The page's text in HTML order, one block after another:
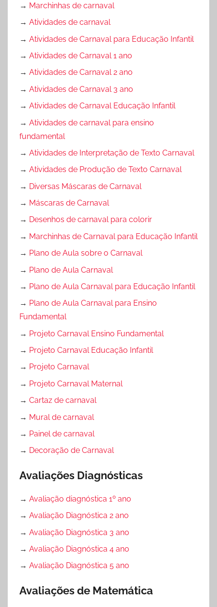
→ Marchinhas de carnaval
→ Atividades de carnaval
→ Atividades de Carnaval para Educação Infantil
→ Atividades de Carnaval 1 ano
→ Atividades de Carnaval 2 ano
→ Atividades de Carnaval 3 ano
→ Atividades de Carnaval Educação Infantil
→ Atividades de carnaval para ensino
fundamental
→ Atividades de Interpretação de Texto Carnaval
→ Atividades de Produção de Texto Carnaval
→ Diversas Máscaras de Carnaval
→ Máscaras de Carnaval
→ Desenhos de carnaval para colorir
→ Marchinhas de Carnaval para Educação Infantil
→ Plano de Aula sobre o Carnaval
→ Plano de Aula Carnaval
→ Plano de Aula Carnaval para Educação Infantil
→ Plano de Aula Carnaval para Ensino
Fundamental
→ Projeto Carnaval Ensino Fundamental
→ Projeto Carnaval Educação Infantil
→ Projeto Carnaval
→ Projeto Carnaval Maternal
→ Cartaz de carnaval
→ Mural de carnaval
→ Painel de carnaval
→ Decoração de Carnaval
Avaliações Diagnósticas
→ Avaliação diagnóstica 1º ano
→ Avaliação Diagnóstica 2 ano
→ Avaliação Diagnóstica 3 ano
→ Avaliação Diagnóstica 4 ano
→ Avaliação Diagnóstica 5 ano
Avaliações de Matemática